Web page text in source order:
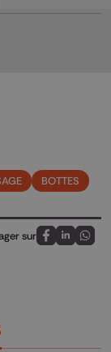
BOTTES
sur
Partagez sur
Partagez